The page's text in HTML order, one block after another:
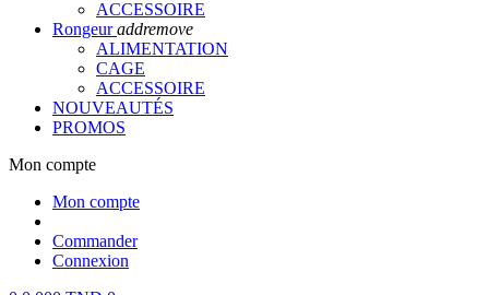
ACCESSOIRE
Rongeur addremove
ALIMENTATION
CAGE
ACCESSOIRE
NOUVEAUTÉS
PROMOS
Mon compte
Mon compte
Commander
Connexion